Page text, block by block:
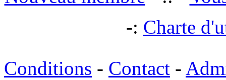
-: Charte
Conditions - Contact -